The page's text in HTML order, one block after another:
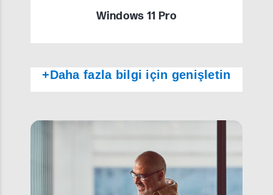
Windows 11 Pro
+Daha fazla bilgi için genişletin